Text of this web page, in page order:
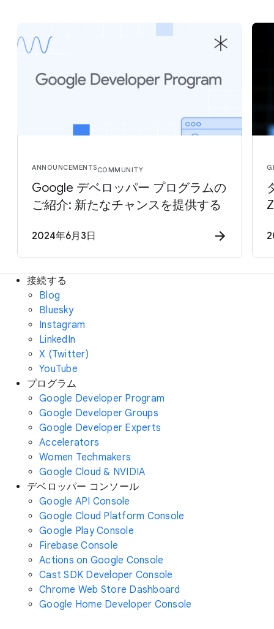
ANNOUNCEMENTSCOMMUNITY
Google デベロッパー プログラムの
ご紹介: 新たなチャンスを提供する
2024年6月3日
接続する
Blog
Bluesky
Instagram
LinkedIn
X (Twitter)
YouTube
プログラム
Google Developer Program
Google Developer Groups
Google Developer Experts
Accelerators
Women Techmakers
Google Cloud & NVIDIA
デベロッパー コンソール
Google API Console
Google Cloud Platform Console
Google Play Console
Firebase Console
Actions on Google Console
Cast SDK Developer Console
Chrome Web Store Dashboard
Google Home Developer Console